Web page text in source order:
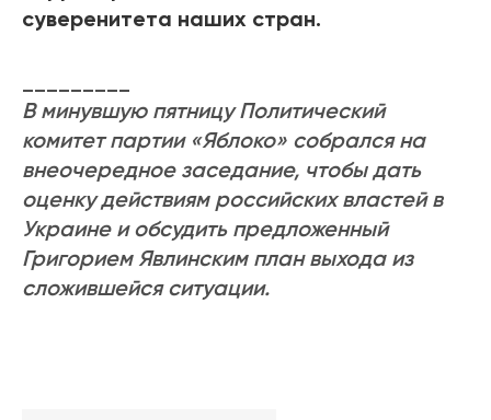
суверенитета наших стран.
В минувшую пятницу Политический
комитет партии «Яблоко» собрался на
внеочередное заседание, чтобы дать
оценку действиям российских властей в
Украине и обсудить предложенный
Григорием Явлинским план выхода из
сложившейся ситуации.